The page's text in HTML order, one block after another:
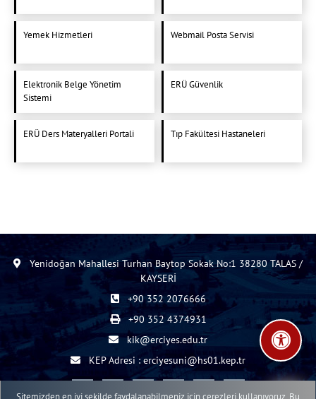
Yemek Hizmetleri Webmail Posta Servisi
Elektronik Belge Yönetim
Sistemi
ERÜ Güvenlik
ERÜ Ders Materyalleri Portali Tıp Fakültesi Hastaneleri
Yenidoğan Mahallesi Turhan Baytop Sokak No:1 38280 TALAS /
KAYSERİ
+90 352 2076666
+90 352 4374931
kik@erciyes.edu.tr
KEP Adresi : erciyesuni@hs01.kep.tr
Sitemizden en iyi şekilde faydalanabilmeniz için çerezleri kullanıyoruz. Bu